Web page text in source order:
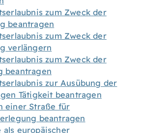
zum Zweck der
beantragen
zum Zweck der
verlängern
zum Zweck der
beantragen
zur Ausübung der
Tätigkeit beantragen
einer Straße für
beantragen
als europäischer